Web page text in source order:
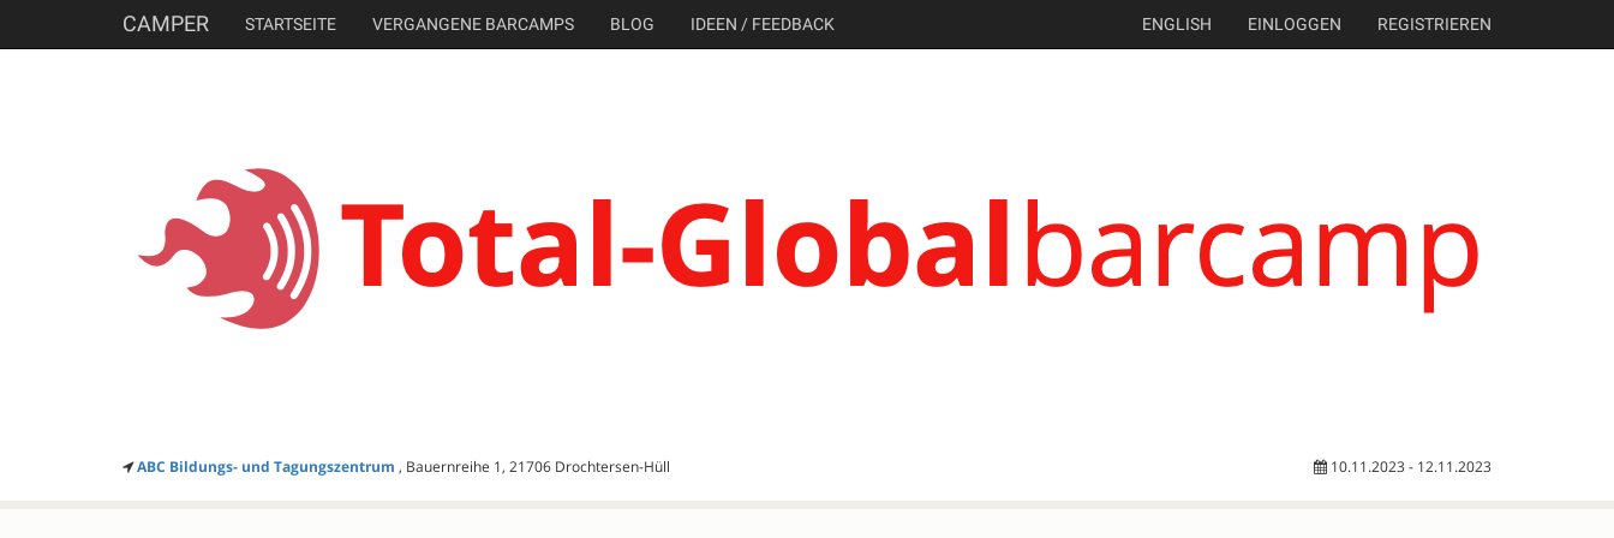
CAMPER STARTSEITE VERGANGENE BARCAMPS BLOG IDEEN / FEEDBACK ENGLISH EINLOGGEN REGISTRIEREN
ABC Bildungs- und Tagungszentrum , Bauernreihe 1, 21706 Drochtersen-Hüll 10.11.2023 - 12.11.2023